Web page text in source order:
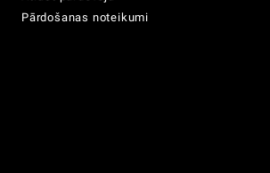
Pārdošanas noteikumi